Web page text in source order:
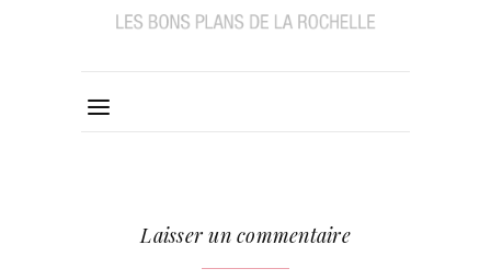
Laisser un commentaire